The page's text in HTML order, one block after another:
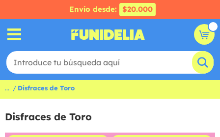
Envío desde: $20.000
... Disfraces de Toro
Disfraces de Toro